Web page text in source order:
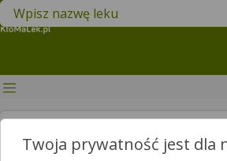
Znajdź lek w swojej okolicy
Czy nabiał jest
Twoja prywatność jest dla